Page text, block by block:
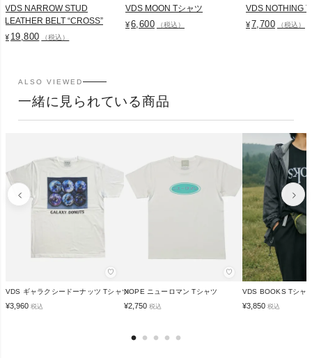
VDS NARROW STUD
LEATHER BELT “CROSS”
¥ 19,800 （税込）
VDS MOON Tシャツ
¥6,600 （税込）
VDS NOTHING
¥7,700 （税込）
ALSO VIEWED
一緒に見られている商品
♡
VDS ギャラクシードーナッツ Tシャツ
¥3,960 税込
♡
NOPE ニューロマン Tシャツ
¥2,750 税込
VDS BOOKS Tシャ
¥3,850 税込